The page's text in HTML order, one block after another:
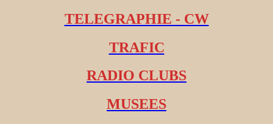
TELEGRAPHIE - CW
TRAFIC
RADIO CLUBS
MUSEES